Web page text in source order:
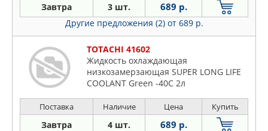
Завтра 3 шт. 689 р.
Другие предложения (2) от 689 р.
TOTACHI 41602
Жидкость охлаждающая
низкозамерзающая SUPER LONG LIFE
COOLANT Green -40C 2л
Поставка Наличие Цена Купить
Завтра 4 шт. 689 р.